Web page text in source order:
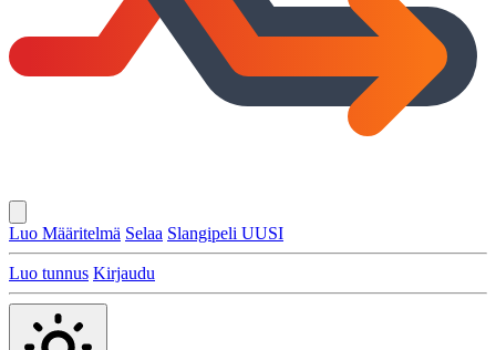
Luo Määritelmä Selaa Slangipeli UUSI
Luo tunnus Kirjaudu